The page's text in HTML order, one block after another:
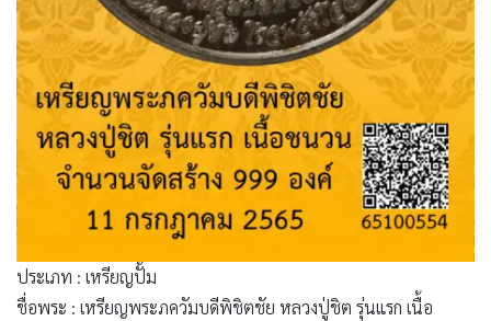
ประเภท : เหรียญปั้ม
ชื่อพระ : เหรียญพระภควัมบดีพิชิตชัย หลวงปู่ชิต รุ่นแรก เนื้อ